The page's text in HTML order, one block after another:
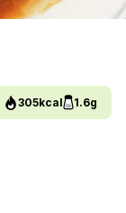
305kcal 1.6g